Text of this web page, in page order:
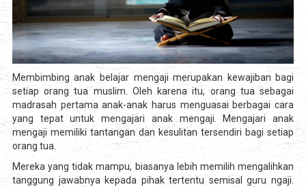
Membimbing anak belajar mengaji merupakan kewajiban bagi
setiap orang tua muslim. Oleh karena itu, orang tua sebagai
madrasah pertama anak-anak harus menguasai berbagai cara
yang tepat untuk mengajari anak mengaji. Mengajari anak
mengaji memiliki tantangan dan kesulitan tersendiri bagi setiap
orang tua.
Mereka yang tidak mampu, biasanya lebih memilih mengalihkan
tanggung jawabnya kepada pihak tertentu semisal guru ngaji.